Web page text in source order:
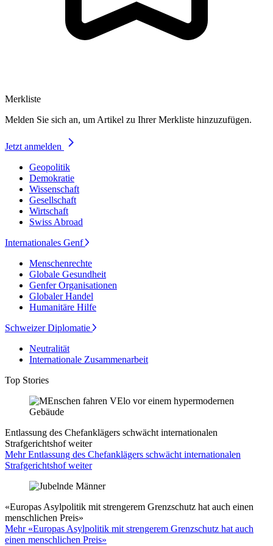
Merkliste
Melden Sie sich an, um Artikel zu Ihrer Merkliste hinzuzufügen.
Jetzt anmelden
Geopolitik
Demokratie
Wissenschaft
Gesellschaft
Wirtschaft
Swiss Abroad
Internationales Genf
Menschenrechte
Globale Gesundheit
Genfer Organisationen
Globaler Handel
Humanitäre Hilfe
Schweizer Diplomatie
Neutralität
Internationale Zusammenarbeit
Top Stories
Entlassung des Chefanklägers schwächt internationalen
Strafgerichtshof weiter
Mehr Entlassung des Chefanklägers schwächt internationalen
Strafgerichtshof weiter
«Europas Asylpolitik mit strengerem Grenzschutz hat auch einen
menschlichen Preis»
Mehr «Europas Asylpolitik mit strengerem Grenzschutz hat auch
einen menschlichen Preis»